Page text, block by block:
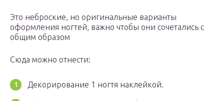
Это неброские, но оригинальные варианты
оформления ногтей, важно чтобы они сочетались с
общим образом
Сюда можно отнести:
Декорирование 1 ногтя наклейкой.